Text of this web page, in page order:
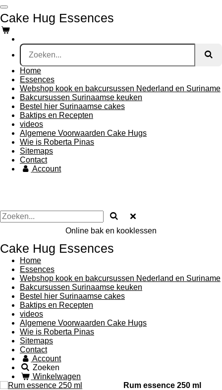
Ga
direct
naar
de
hoofdinhoud
Cake Hug Essences
Home
Essences
Webshop kook en bakcursussen Nederland en Suriname
Bakcursussen Surinaamse keuken
Bestel hier Surinaamse cakes
Baktips en Recepten
videos
Algemene Voorwaarden Cake Hugs
Wie is Roberta Pinas
Sitemaps
Contact
Account
Online bak en kooklessen
Cake Hug Essences
Home
Essences
Webshop kook en bakcursussen Nederland en Suriname
Bakcursussen Surinaamse keuken
Bestel hier Surinaamse cakes
Baktips en Recepten
videos
Algemene Voorwaarden Cake Hugs
Wie is Roberta Pinas
Sitemaps
Contact
Account
Zoeken
Winkelwagen
Rum essence 250 ml